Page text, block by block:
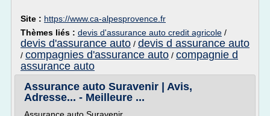
Site : https://www.ca-alpesprovence.fr
Thèmes liés : devis d'assurance auto credit agricole /
devis d'assurance auto / devis d assurance auto
/ compagnies d'assurance auto / compagnie d
assurance auto
Assurance auto Suravenir | Avis,
Adresse... - Meilleure ...